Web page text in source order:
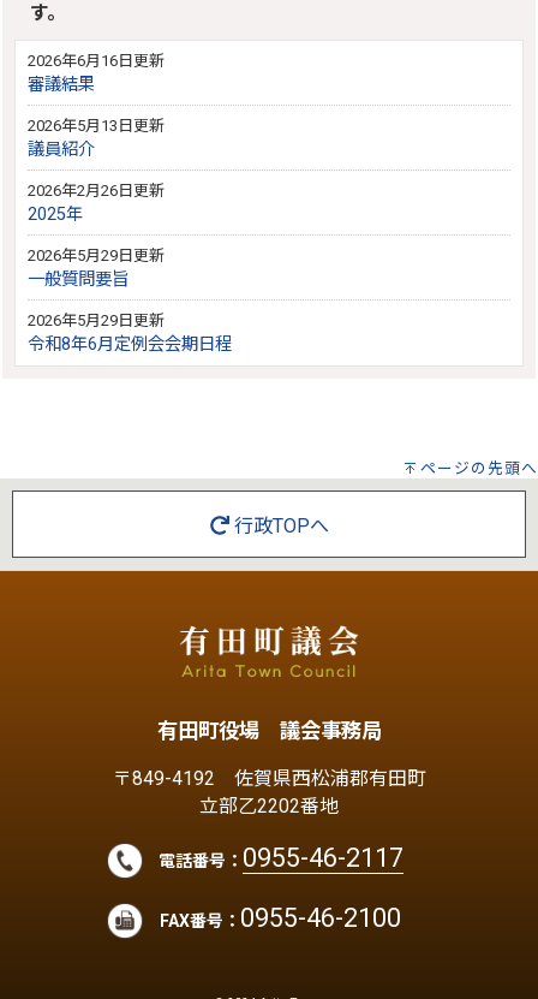
す。
2026年6月16日更新
審議結果
2026年5月13日更新
議員紹介
2026年2月26日更新
2025年
2026年5月29日更新
一般質問要旨
2026年5月29日更新
令和8年6月定例会会期日程
ページの先頭へ
行政TOPへ
有田町役場 議会事務局
〒849-4192 佐賀県西松浦郡有田町
立部乙2202番地
電話番号： 0955-46-2117
FAX番号： 0955-46-2100